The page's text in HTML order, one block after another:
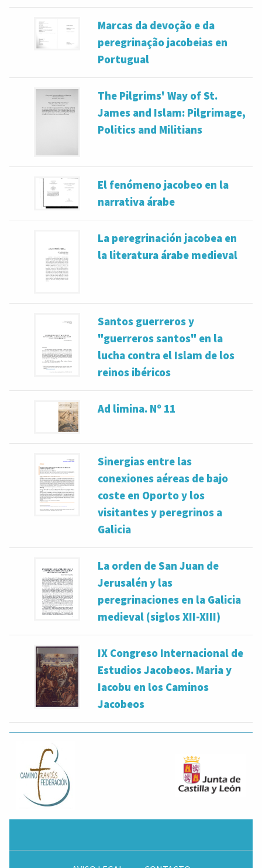
Marcas da devoção e da
peregrinação jacobeias en
Portugual
The Pilgrims' Way of St.
James and Islam: Pilgrimage,
Politics and Militians
El fenómeno jacobeo en la
narrativa árabe
La peregrinación jacobea en
la literatura árabe medieval
Santos guerreros y
"guerreros santos" en la
lucha contra el Islam de los
reinos ibéricos
Ad limina. Nº 11
Sinergias entre las
conexiones aéreas de bajo
coste en Oporto y los
visitantes y peregrinos a
Galicia
La orden de San Juan de
Jerusalén y las
peregrinaciones en la Galicia
medieval (siglos XII-XIII)
IX Congreso Internacional de
Estudios Jacobeos. Maria y
Iacobu en los Caminos
Jacobeos